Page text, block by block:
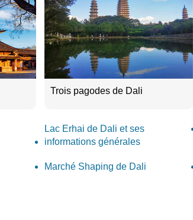
Trois pagodes de Dali
Lac Erhai de Dali et ses
informations générales
Marché Shaping de Dali